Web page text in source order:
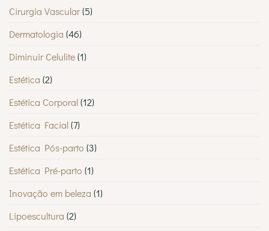
Cirurgia Vascular(5)
Dermatologia (46)
Diminuir Celulite(1)
Estética (2)
Estética Corporal(12)
Estética Facial(7)
Estética Pós-parto (3)
Estética Pré-parto (1)
Inovação em beleza (1)
Lipoescultura (2)